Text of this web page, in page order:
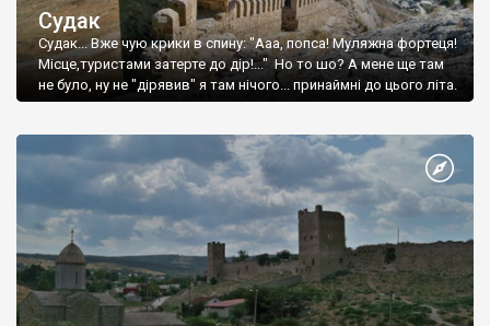
Судак
Судак... Вже чую крики в спину: "Ааа, попса! Муляжна фортеця!
Місце,туристами затерте до дір!..." Но то шо? А мене ще там
не було, ну не "дірявив" я там нічого... принаймні до цього літа.